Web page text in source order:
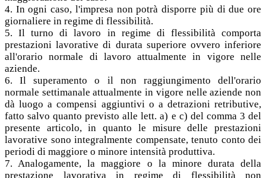
4. In ogni caso, l'impresa non potrà disporre più di due ore
giornaliere in regime di flessibilità.
5. Il turno di lavoro in regime di flessibilità comporta
prestazioni lavorative di durata superiore ovvero inferiore
all'orario normale di lavoro attualmente in vigore nelle
aziende.
6. Il superamento o il non raggiungimento dell'orario
normale settimanale attualmente in vigore nelle aziende non
dà luogo a compensi aggiuntivi o a detrazioni retributive,
fatto salvo quanto previsto alle lett. a) e c) del comma 3 del
presente articolo, in quanto le misure delle prestazioni
lavorative sono integralmente compensate, tenuto conto dei
periodi di maggiore o minore intensità produttiva.
7. Analogamente, la maggiore o la minore durata della
prestazione lavorativa in regime di flessibilità non